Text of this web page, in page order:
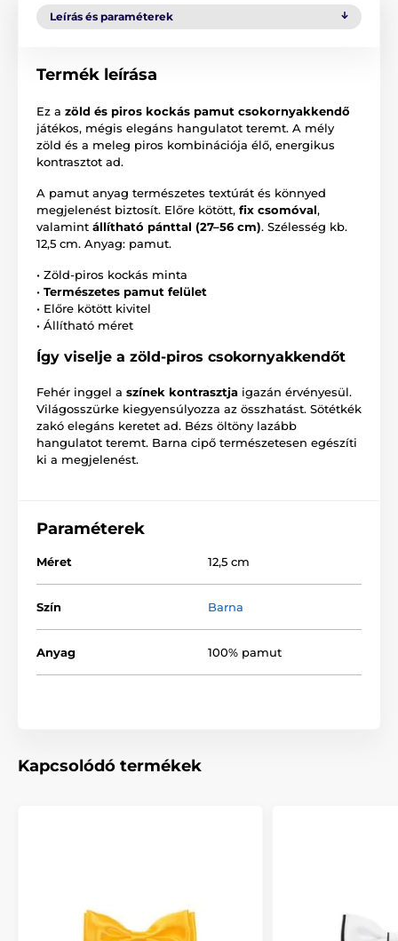
Leírás és paraméterek
Termék leírása
Ez a zöld és piros kockás pamut csokornyakkendő
játékos, mégis elegáns hangulatot teremt. A mély
zöld és a meleg piros kombinációja élő, energikus
kontrasztot ad.
A pamut anyag természetes textúrát és könnyed
megjelenést biztosít. Előre kötött, fix csomóval,
valamint állítható pánttal (27–56 cm). Szélesség kb.
12,5 cm. Anyag: pamut.
• Zöld-piros kockás minta
• Természetes pamut felület
• Előre kötött kivitel
• Állítható méret
Így viselje a zöld-piros csokornyakkendőt
Fehér inggel a színek kontrasztja igazán érvényesül.
Világosszürke kiegyensúlyozza az összhatást. Sötétkék
zakó elegáns keretet ad. Bézs öltöny lazább
hangulatot teremt. Barna cipő természetesen egészíti
ki a megjelenést.
Paraméterek
Méret 12,5 cm
Szín Barna
Anyag 100% pamut
Kapcsolódó termékek